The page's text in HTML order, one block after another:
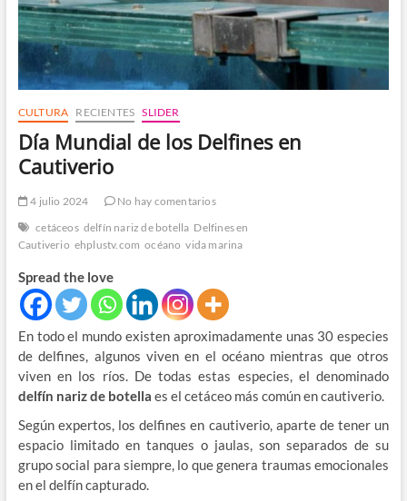
CULTURA RECIENTES SLIDER
Día Mundial de los Delfines en
Cautiverio
4 julio 2024
No hay comentarios
cetáceos delfín nariz de botella Delfines en
Cautiverio ehplustv.com océano vida marina
Spread the love
En todo el mundo existen aproximadamente unas 30 especies
de delfines, algunos viven en el océano mientras que otros
viven en los ríos. De todas estas especies, el denominado
delfín nariz de botella es el cetáceo más común en cautiverio.
Según expertos, los delfines en cautiverio, aparte de tener un
espacio limitado en tanques o jaulas, son separados de su
grupo social para siempre, lo que genera traumas emocionales
en el delfín capturado.